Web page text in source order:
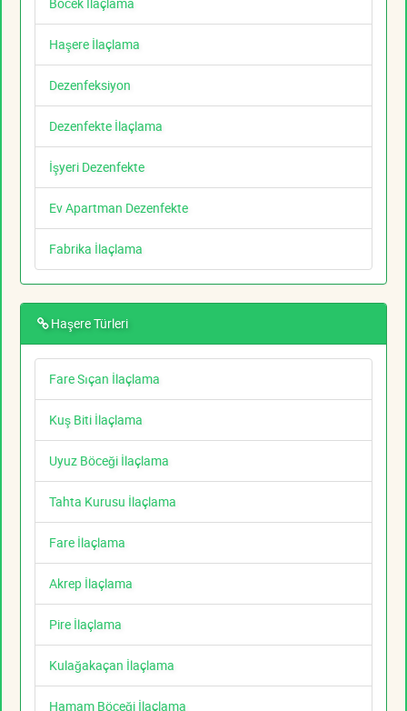
Haşere İlaçlama
Dezenfeksiyon
Dezenfekte İlaçlama
İşyeri Dezenfekte
Ev Apartman Dezenfekte
Fabrika İlaçlama
Haşere Türleri
Fare Sıçan İlaçlama
Kuş Biti İlaçlama
Uyuz Böceği İlaçlama
Tahta Kurusu İlaçlama
Fare İlaçlama
Akrep İlaçlama
Pire İlaçlama
Kulağakaçan İlaçlama
Hamam Böceği İlaçlama